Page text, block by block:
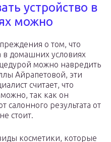
устройство в
можно
о том, что
в домашних условиях
можно навредить
Айрапетовой, эти
считает, что
так как он
салонного результата от
стоит.
косметики, которые